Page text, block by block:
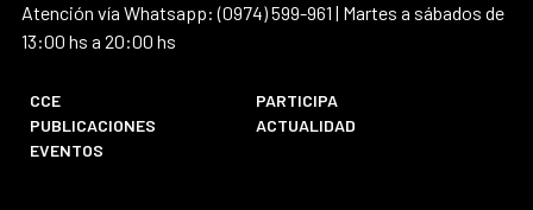
Atención vía Whatsapp: (0974) 599-961 | Martes a sábados de
13:00 hs a 20:00 hs
CCE
PARTICIPA
PUBLICACIONES
ACTUALIDAD
EVENTOS